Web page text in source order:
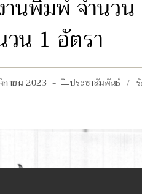
นพิมพ์ จำนวน
น 1 อัตรา
ายน 2023 Postประชาสัมพันธ์ /